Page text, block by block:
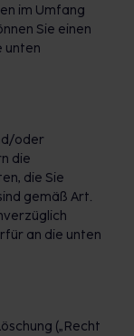
im Umfang
Sie einen
unten
oder
die
die Sie
gemäß Art.
an die unten
(„Recht